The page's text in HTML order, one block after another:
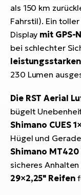
als 150 km
Fahrstil). Ein
Display mit GPS-
bei schlechter
leistungsstarken
230 Lumen
Die RST Aerial
bügelt
Shimano CUES
Hügel und
Shimano
sicheres
29×2,25" Reifen